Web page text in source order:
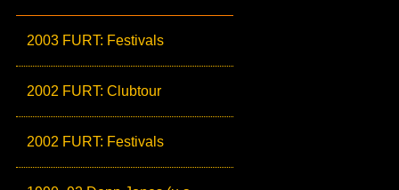
2003 FURT: Festivals
2002 FURT: Clubtour
2002 FURT: Festivals